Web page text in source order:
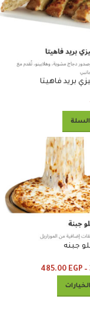
بريد فاهيتا
السلة
جبنه
–
485.00 EGP